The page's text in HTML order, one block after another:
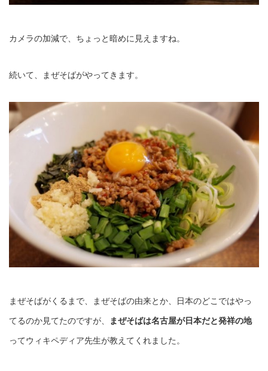
カメラの加減で、ちょっと暗めに見えますね。
続いて、まぜそばがやってきます。
まぜそばがくるまで、まぜそばの由来とか、日本のどこではやっ
てるのか見てたのですが、 まぜそばは名古屋が日本だと発祥の地
ってウィキペディア先生が教えてくれました。